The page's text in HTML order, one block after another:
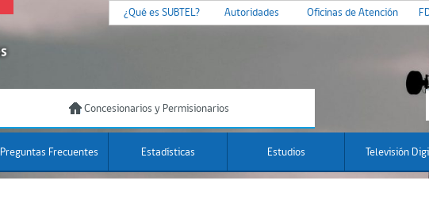
¿Qué es SUBTEL? Autoridades Oficinas de Atención
Concesionarios y Permisionarios
Preguntas Frecuentes Estadísticas Estudios Televisión